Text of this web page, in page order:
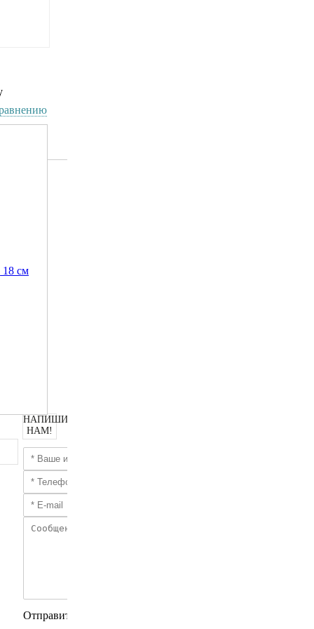
18 см
НАПИШИТЕ
НАМ!
Отправить